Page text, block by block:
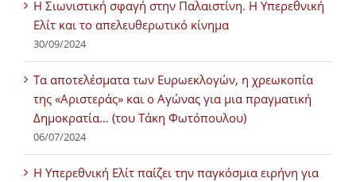
Η Σιωνιστική σφαγή στην Παλαιστίνη. Η Υπερεθνική
Ελίτ και το απελευθερωτικό κίνημα
30/09/2024
Τα αποτελέσματα των Ευρωεκλογών, η χρεωκοπία
της «Αριστεράς» και ο Αγώνας για μια πραγματική
Δημοκρατία… (του Τάκη Φωτόπουλου)
06/07/2024
H Υπερεθνική Ελίτ παίζει την παγκόσμια ειρήνη για